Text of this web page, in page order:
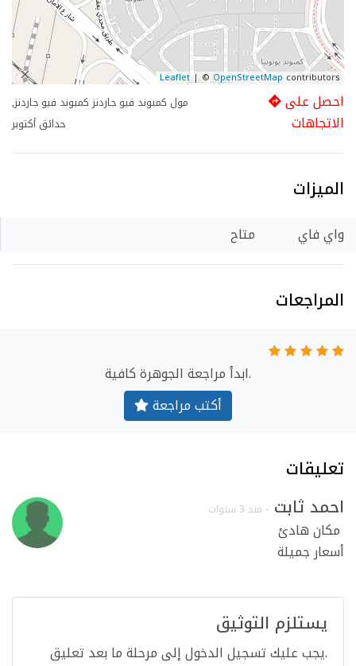
Leaflet| ©OpenStreetMapcontributors
مول كمبوند فيو جاردنز كمبوند فيو جاردنز,
حدائق أكتوبر
احصل على
الاتجاهات
الميزات
واي فاي متاح
المراجعات
ابدأ مراجعة الجوهرة كافية.
أكتب مراجعة
تعليقات
احمد ثابت - منذ 3 سنوات
مكان هادئ
أسعار جميلة
يستلزم التوثيق
يجب عليك تسجيل الدخول إلى مرحلة ما بعد تعليق.